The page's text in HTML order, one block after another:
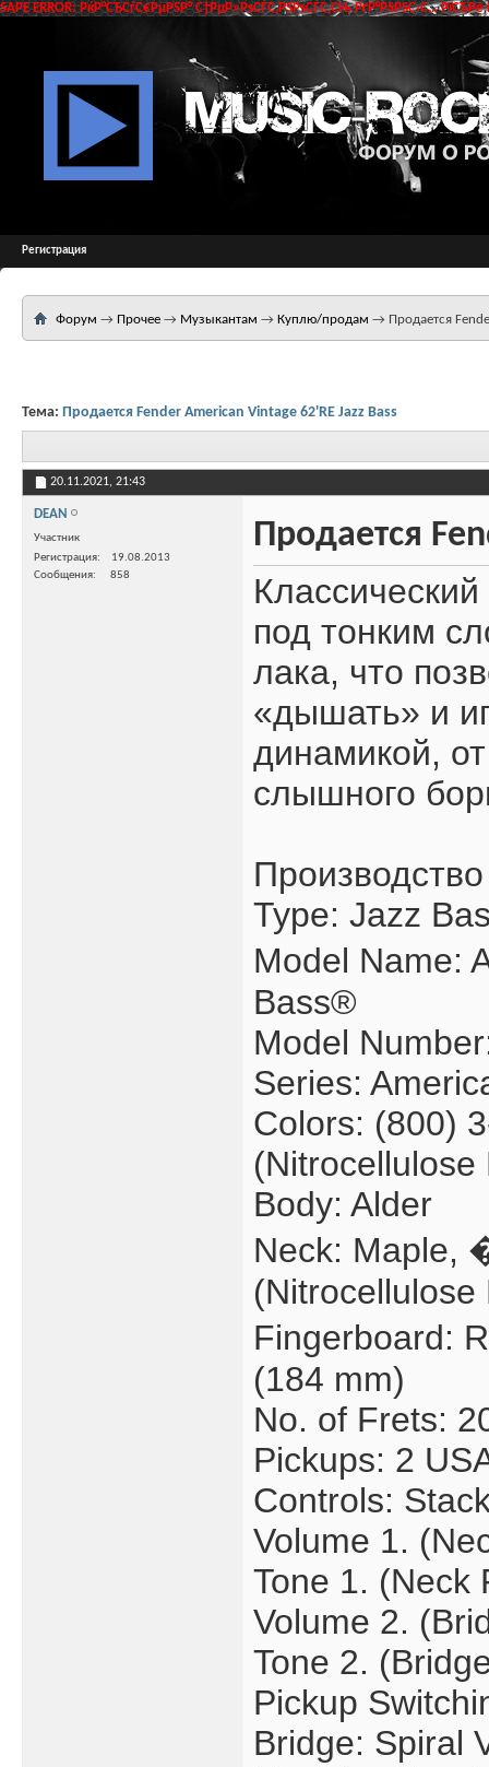
SAPE ERROR: РќР°СЂСѓС€РµРЅР° С†РµР»РѕСЃС‚РЅРѕСЃС‚СЊ РґР°РЅРЅС‹С…
Регистрация
Форум → Прочее → Музыкантам → Куплю/продам → Продается
Тема: Продается Fender American Vintage 62'RE Jazz Bass
20.11.2021, 21:43
DEAN
Участник
Регистрация
19.08.2013
Сообщения
858
Продается
под тонким
лака, что
«дышать» и
динамикой,
слышного
Type: Jazz
Model Name:
Bass®
Model
Series:
Colors: (800)
Body: Alder
Neck: Maple,
Fingerboard:
(184 mm)
No. of Frets:
Pickups: 2
Controls:
Volume 1.
Tone 1. (Neck
Volume 2.
Tone 2.
Pickup
Bridge: Spiral